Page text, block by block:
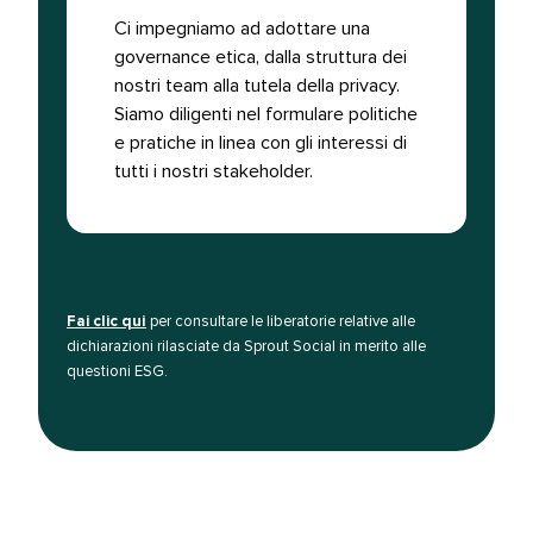
Ci impegniamo ad adottare una
governance etica, dalla struttura dei
nostri team alla tutela della privacy.
Siamo diligenti nel formulare politiche
e pratiche in linea con gli interessi di
tutti i nostri stakeholder.​​
Fai clic qui​​ per consultare le liberatorie relative alle
dichiarazioni rilasciate da Sprout Social in merito alle
questioni ESG.​​